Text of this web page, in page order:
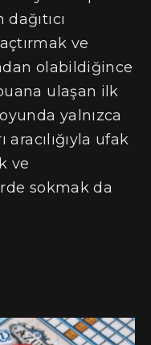
ve
olabildiğince
ulaşan ilk
yalnızca
ufak
ve
sokmak da